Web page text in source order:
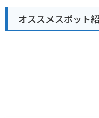
とができます。 特に春には、道
く咲き乱
史的な史
オススメスポット